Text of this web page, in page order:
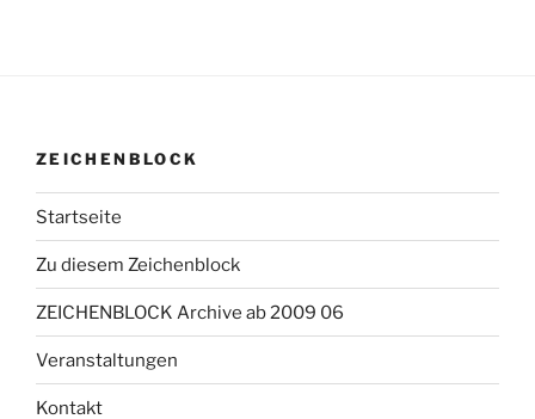
ZEICHENBLOCK
Startseite
Zu diesem Zeichenblock
ZEICHENBLOCK Archive ab 2009 06
Veranstaltungen
Kontakt